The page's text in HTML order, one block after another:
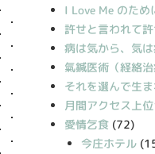
I Love Me のため
許せと言われて
病は気から、気
氣鍼医術（経絡治
それを選んで生
月間アクセス上
愛情乞食 (72)
今庄ホテル